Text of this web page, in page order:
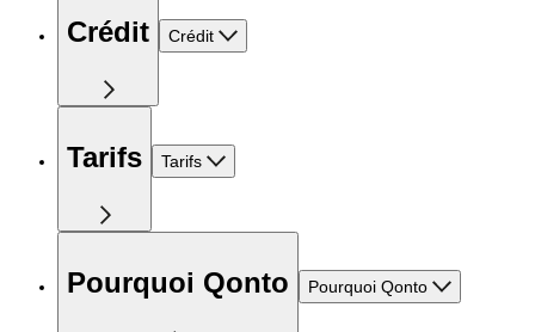
Crédit Crédit
Tarifs Tarifs
Pourquoi Qonto Pourquoi Qonto